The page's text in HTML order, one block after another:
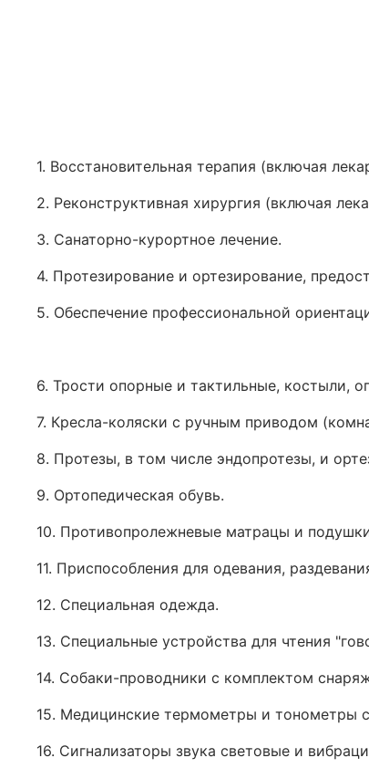
1. Восстановительная терапия (включая
2. Реконструктивная хирургия (включая
3. Санаторно-курортное лечение.
4. Протезирование и ортезирование,
5. Обеспечение профессиональной
6. Трости опорные и тактильные, костыли,
7. Кресла-коляски с ручным приводом
8. Протезы, в том числе эндопротезы, и
9. Ортопедическая обувь.
10. Противопролежневые матрацы и
11. Приспособления для одевания,
12. Специальная одежда.
13. Специальные устройства для чтения
14. Собаки-проводники с комплектом
15. Медицинские термометры и тонометры
16. Сигнализаторы звука световые и